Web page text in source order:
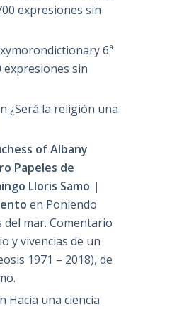
expresiones sin
6ª
expresiones sin
¿Será la religión una
of Albany
Papeles de
Lloris Samo |
en Poniendo
del mar. Comentario
y vivencias de un
1971 – 2018), de
Hacia una ciencia